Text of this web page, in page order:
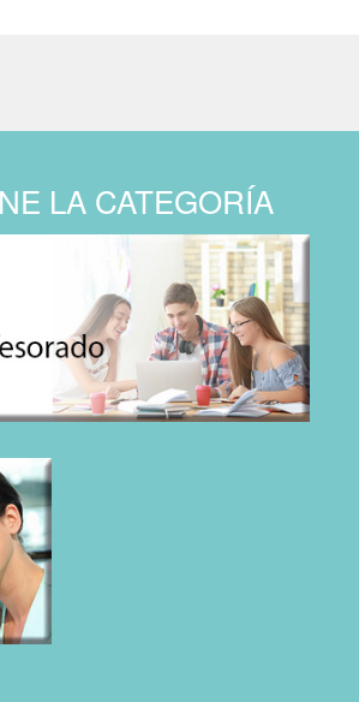
LA CATEGORÍA